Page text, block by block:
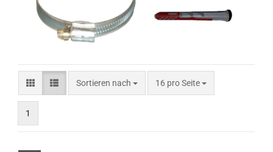
Sortieren nach
Sortieren nach 16 pro Seite
pro Seite
1